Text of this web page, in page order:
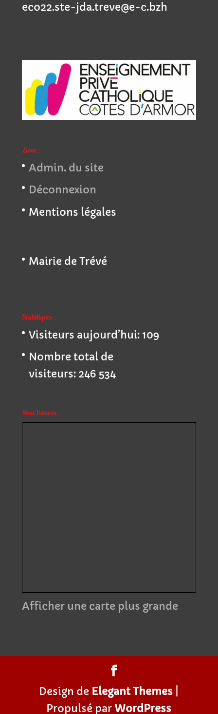
eco22.ste-jda.treve@e-c.bzh
Liens :
Admin. du site
Déconnexion
Mentions légales
Mairie de Trévé
Statistiques :
Visiteurs aujourd’hui:109
Nombre total de
visiteurs: 246 534
Nous trouver :
Afficher une carte plus grande
Design de Elegant Themes
Propulsé par WordPress